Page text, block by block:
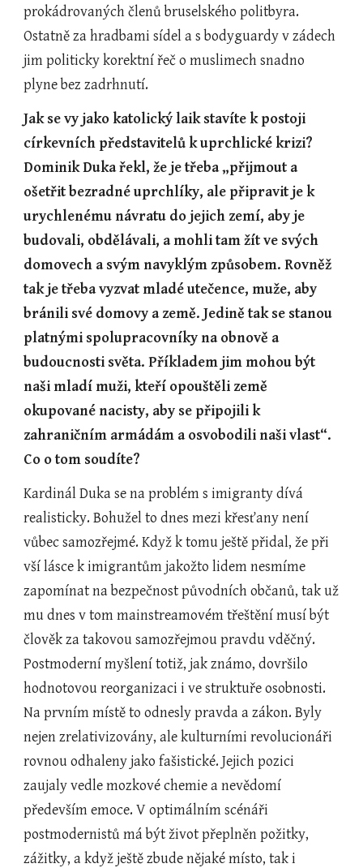
prokádrovaných členů bruselského politbyra.
Ostatně za hradbami sídel a s bodyguardy v zádech
jim politicky korektní řeč o muslimech snadno
plyne bez zadrhnutí.
Jak se vy jako katolický laik stavíte k postoji
církevních představitelů k uprchlické krizi?
Dominik Duka řekl, že je třeba „přijmout a
ošetřit bezradné uprchlíky, ale připravit je k
urychlenému návratu do jejich zemí, aby je
budovali, obdělávali, a mohli tam žít ve svých
domovech a svým navyklým způsobem. Rovněž
tak je třeba vyzvat mladé utečence, muže, aby
bránili své domovy a země. Jedině tak se stanou
platnými spolupracovníky na obnově a
budoucnosti světa. Příkladem jim mohou být
naši mladí muži, kteří opouštěli země
okupované nacisty, aby se připojili k
zahraničním armádám a osvobodili naši vlast“.
Co o tom soudíte?
Kardinál Duka se na problém s imigranty dívá
realisticky. Bohužel to dnes mezi křesťany není
vůbec samozřejmé. Když k tomu ještě přidal, že při
vší lásce k imigrantům jakožto lidem nesmíme
zapomínat na bezpečnost původních občanů, tak už
mu dnes v tom mainstreamovém třeštění musí být
člověk za takovou samozřejmou pravdu vděčný.
Postmoderní myšlení totiž, jak známo, dovršilo
hodnotovou reorganizaci i ve struktuře osobnosti.
Na prvním místě to odnesly pravda a zákon. Byly
nejen zrelativizovány, ale kulturními revolucionáři
rovnou odhaleny jako fašistické. Jejich pozici
zaujaly vedle mozkové chemie a nevědomí
především emoce. V optimálním scénáři
postmodernistů má být život přeplněn požitky,
zážitky, a když ještě zbude nějaké místo, tak i